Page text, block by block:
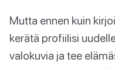
Mutta ennen kuin
kerätä profiilisi
valokuvia ja tee